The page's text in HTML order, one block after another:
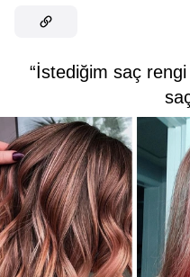
“İstediğim saç